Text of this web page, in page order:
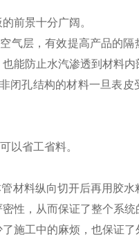
前景十分广阔。
气层，有效提高产品的隔
能防止水汽渗透到材料
闭孔结构的材料一旦表皮
以省工省料。
材料纵向切开后再用胶水
性，从而保证了整个系
施工中的麻烦，也保证了